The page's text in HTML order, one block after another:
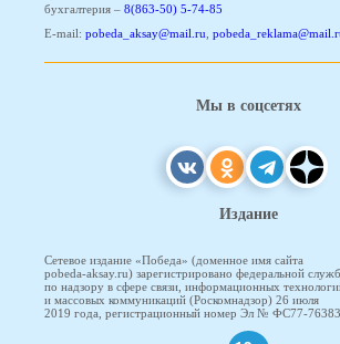
бухгалтерия – 8(863-50) 5-74-85
E-mail: pobeda_aksay@mail.ru,
Мы в соцсетях
Издание
Сетевое издание «Победа» (доменное имя сайта
pobeda-aksay.ru) зарегистрировано федеральной
по надзору в сфере связи, информационных
и массовых коммуникаций (Роскомнадзор) 26 июля
2019 года, регистрационный номер Эл № ФС77-76383